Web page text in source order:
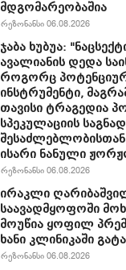
მდგომარეობაშია
რეზონანსი 06.08.2026
ჯაბა ხუბუა:
ავალიანის დედა
როგორც
ინსტრუმენტი,
თავისი ტრაგედია
სპეკულაციის
ისარი ნანული
რეზონანსი 06.08.2026
ირაკლი
საავადმყოფოში
მოუწია ყოფილ
ხანი კლინიკაში
რეზონანსი 06.08.2026